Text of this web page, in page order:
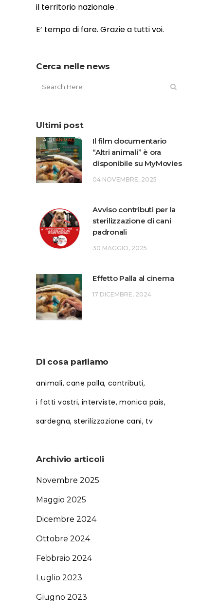
il territorio nazionale .
E’ tempo di fare. Grazie a tutti voi.
Cerca nelle news
Ultimi post
Il film documentario
“Altri animali” è ora
disponibile su MyMovies
04 NOVEMBRE, 2025
Avviso contributi per la
sterilizzazione di cani
padronali
30 MAGGIO, 2025
Effetto Palla al cinema
17 DICEMBRE, 2024
Di cosa parliamo
animali cane palla contributi
i fatti vostri interviste monica pais
sardegna sterilizzazione cani tv
Archivio articoli
Novembre 2025
Maggio 2025
Dicembre 2024
Ottobre 2024
Febbraio 2024
Luglio 2023
Giugno 2023